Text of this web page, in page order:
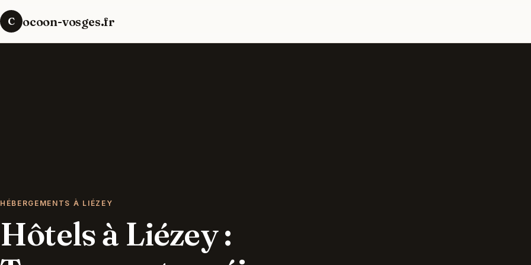
C ocoon-vosges.fr
HÉBERGEMENTS À LIÉZEY
Hôtels à Liézey :